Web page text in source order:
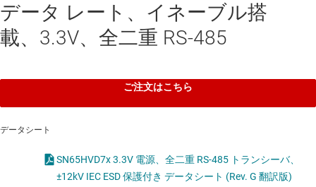
データ レート、イネーブル搭
載、3.3V、全二重 RS-485
ご注文はこちら
データシート
SN65HVD7x 3.3V 電源、全二重 RS-485 トランシーバ、
±12kV IEC ESD 保護付き データシート (Rev. G 翻訳版)